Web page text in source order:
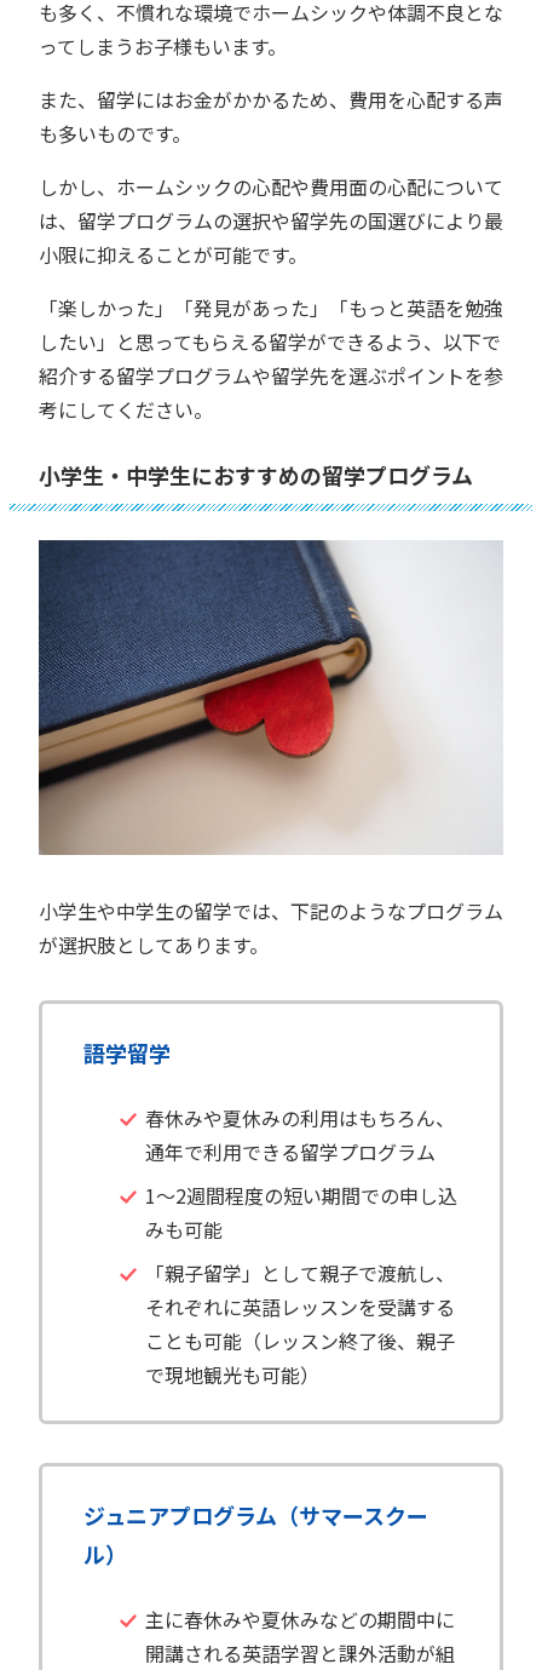
も多く、不慣れな環境でホームシックや体調不良とな
ってしまうお子様もいます。
また、留学にはお金がかかるため、費用を心配する声
も多いものです。
しかし、ホームシックの心配や費用面の心配について
は、留学プログラムの選択や留学先の国選びにより最
小限に抑えることが可能です。
「楽しかった」「発見があった」「もっと英語を勉強
したい」と思ってもらえる留学ができるよう、以下で
紹介する留学プログラムや留学先を選ぶポイントを参
考にしてください。
小学生・中学生におすすめの留学プログラム
小学生や中学生の留学では、下記のようなプログラム
が選択肢としてあります。
語学留学
春休みや夏休みの利用はもちろん、
通年で利用できる留学プログラム
1〜2週間程度の短い期間での申し込
みも可能
「親子留学」として親子で渡航し、
それぞれに英語レッスンを受講する
ことも可能（レッスン終了後、親子
で現地観光も可能）
ジュニアプログラム（サマースクー
ル）
主に春休みや夏休みなどの期間中に
開講される英語学習と課外活動が組